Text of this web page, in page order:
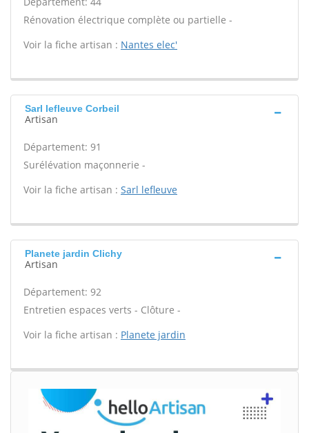
Rénovation électrique complète ou partielle -
Voir la fiche artisan : Nantes elec'
Sarl lefleuve Corbeil
Artisan
Département: 91
Surélévation maçonnerie -
Voir la fiche artisan : Sarl lefleuve
Planete jardin Clichy
Artisan
Département: 92
Entretien espaces verts - Clôture -
Voir la fiche artisan : Planete jardin